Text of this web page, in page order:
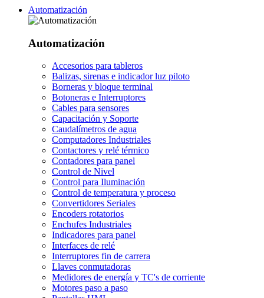
Automatización
Automatización
Accesorios para tableros
Balizas, sirenas e indicador luz piloto
Borneras y bloque terminal
Botoneras e Interruptores
Cables para sensores
Capacitación y Soporte
Caudalímetros de agua
Computadores Industriales
Contactores y relé térmico
Contadores para panel
Control de Nivel
Control para Iluminación
Control de temperatura y proceso
Convertidores Seriales
Encoders rotatorios
Enchufes Industriales
Indicadores para panel
Interfaces de relé
Interruptores fin de carrera
Llaves conmutadoras
Medidores de energía y TC's de corriente
Motores paso a paso